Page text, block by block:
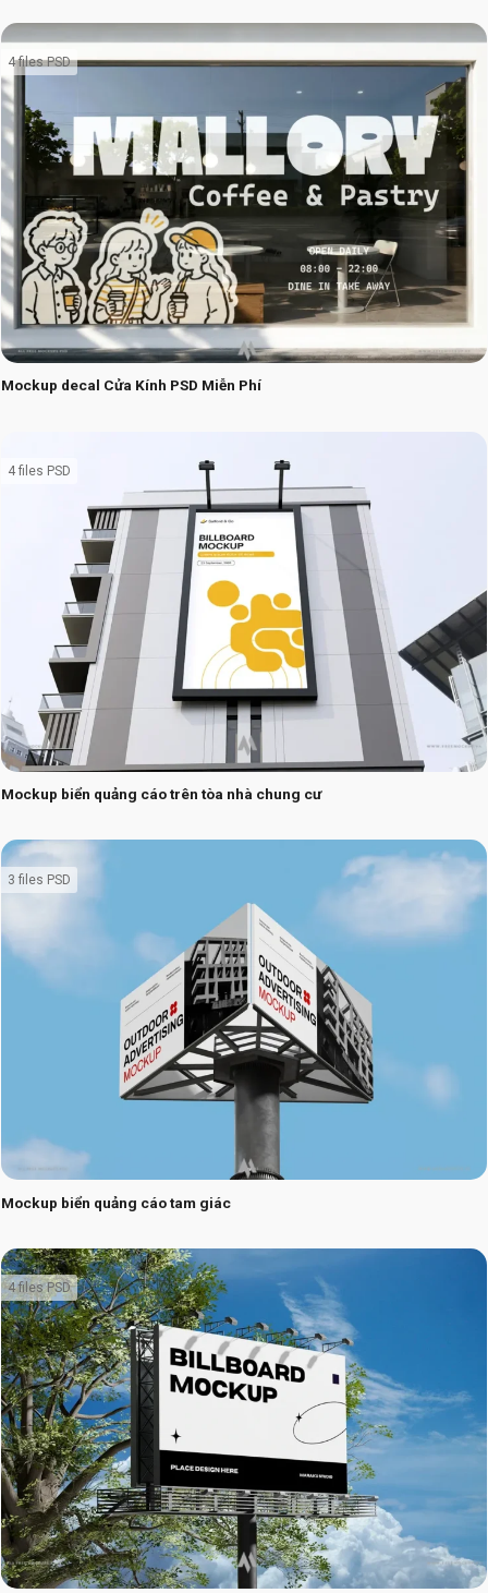
Mockup decal Cửa Kính PSD Miễn Phí
4 files PSD
Mockup biển quảng cáo trên tòa nhà chung cư
4 files PSD
Mockup biển quảng cáo tam giác
3 files PSD
4 files PSD